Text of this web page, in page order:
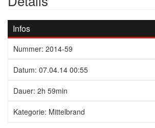
Infos
Nummer: 2014-59
Datum: 07.04.14 00:55
Dauer: 2h 59min
Kategorie: Mittelbrand